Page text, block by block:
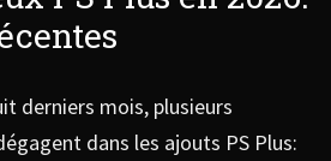
derniers mois, plusieurs
dans les ajouts PS Plus: